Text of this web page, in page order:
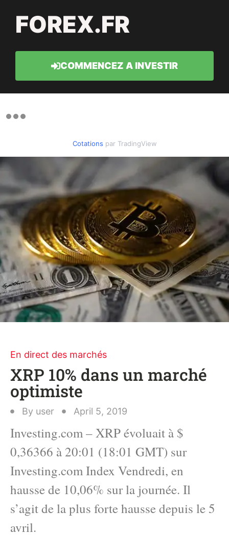
FOREX.FR
COMMENCEZ A INVESTIR
Cotations par TradingView
En direct des marchés
XRP 10% dans un marché
optimiste
By user April 5, 2019
Investing.com – XRP évoluait à $
0,36366 à 20:01 (18:01 GMT) sur
Investing.com Index Vendredi, en
hausse de 10,06% sur la journée. Il
s’agit de la plus forte hausse depuis le 5
avril.